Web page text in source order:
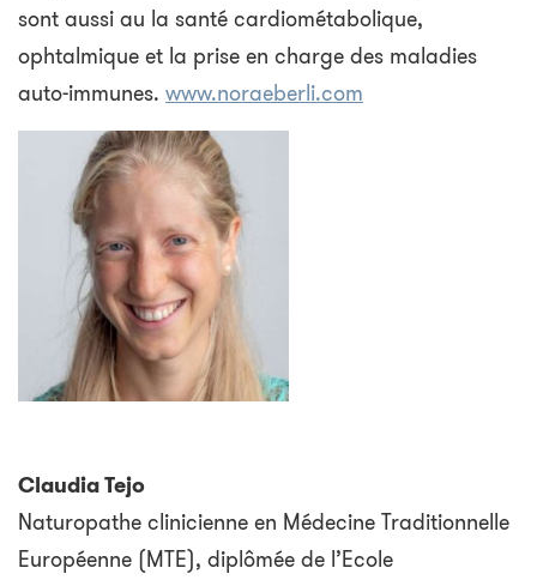
sont aussi au la santé cardiométabolique,
ophtalmique et la prise en charge des maladies
auto-immunes. www.noraeberli.com
Claudia Tejo
Naturopathe clinicienne en Médecine Traditionnelle
Européenne (MTE), diplômée de l’Ecole